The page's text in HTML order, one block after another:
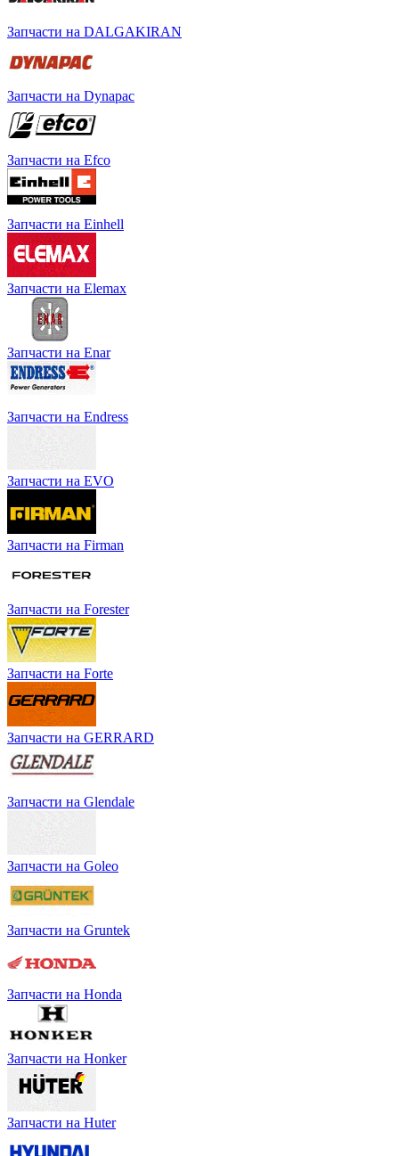
Запчасти на DALGAKIRAN
Запчасти на Dynapac
Запчасти на Efco
Запчасти на Einhell
Запчасти на Elemax
Запчасти на Enar
Запчасти на Endress
Запчасти на EVO
Запчасти на Firman
Запчасти на Forester
Запчасти на Forte
Запчасти на GERRARD
Запчасти на Glendale
Запчасти на Goleo
Запчасти на Gruntek
Запчасти на Honda
Запчасти на Honker
Запчасти на Huter